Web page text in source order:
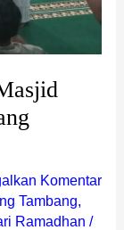
Komentar
Tambang,
Ramadhan /